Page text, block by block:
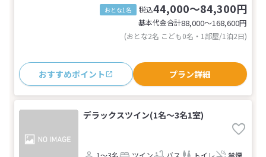
おとな1名 税込44,000～84,300円
基本代金合計88,000〜168,600円
(おとな2名 こども0名・1部屋/1泊2日)
おすすめポイント プラン詳細
デラックスツイン(1名～3名1室)
1～3名 ツイン バス トイレ 禁煙